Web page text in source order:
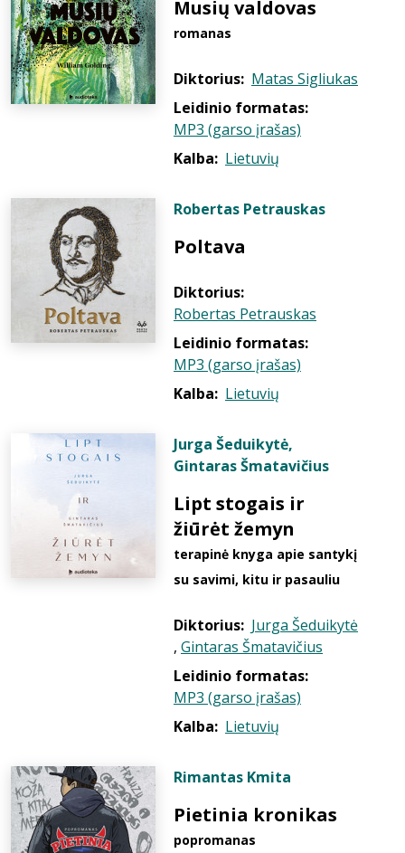
Musių valdovas
romanas
Diktorius: Matas Sigliukas
Leidinio formatas:
MP3 (garso įrašas)
Kalba: Lietuvių
Robertas Petrauskas
Poltava
Diktorius:
Robertas Petrauskas
Leidinio formatas:
MP3 (garso įrašas)
Kalba: Lietuvių
Jurga Šeduikytė,
Gintaras Šmatavičius
Lipt stogais ir
žiūrėt žemyn
terapinė knyga apie santykį
su savimi, kitu ir pasauliu
Diktorius: Jurga Šeduikytė
, Gintaras Šmatavičius
Leidinio formatas:
MP3 (garso įrašas)
Kalba: Lietuvių
Rimantas Kmita
Pietinia kronikas
popromanas